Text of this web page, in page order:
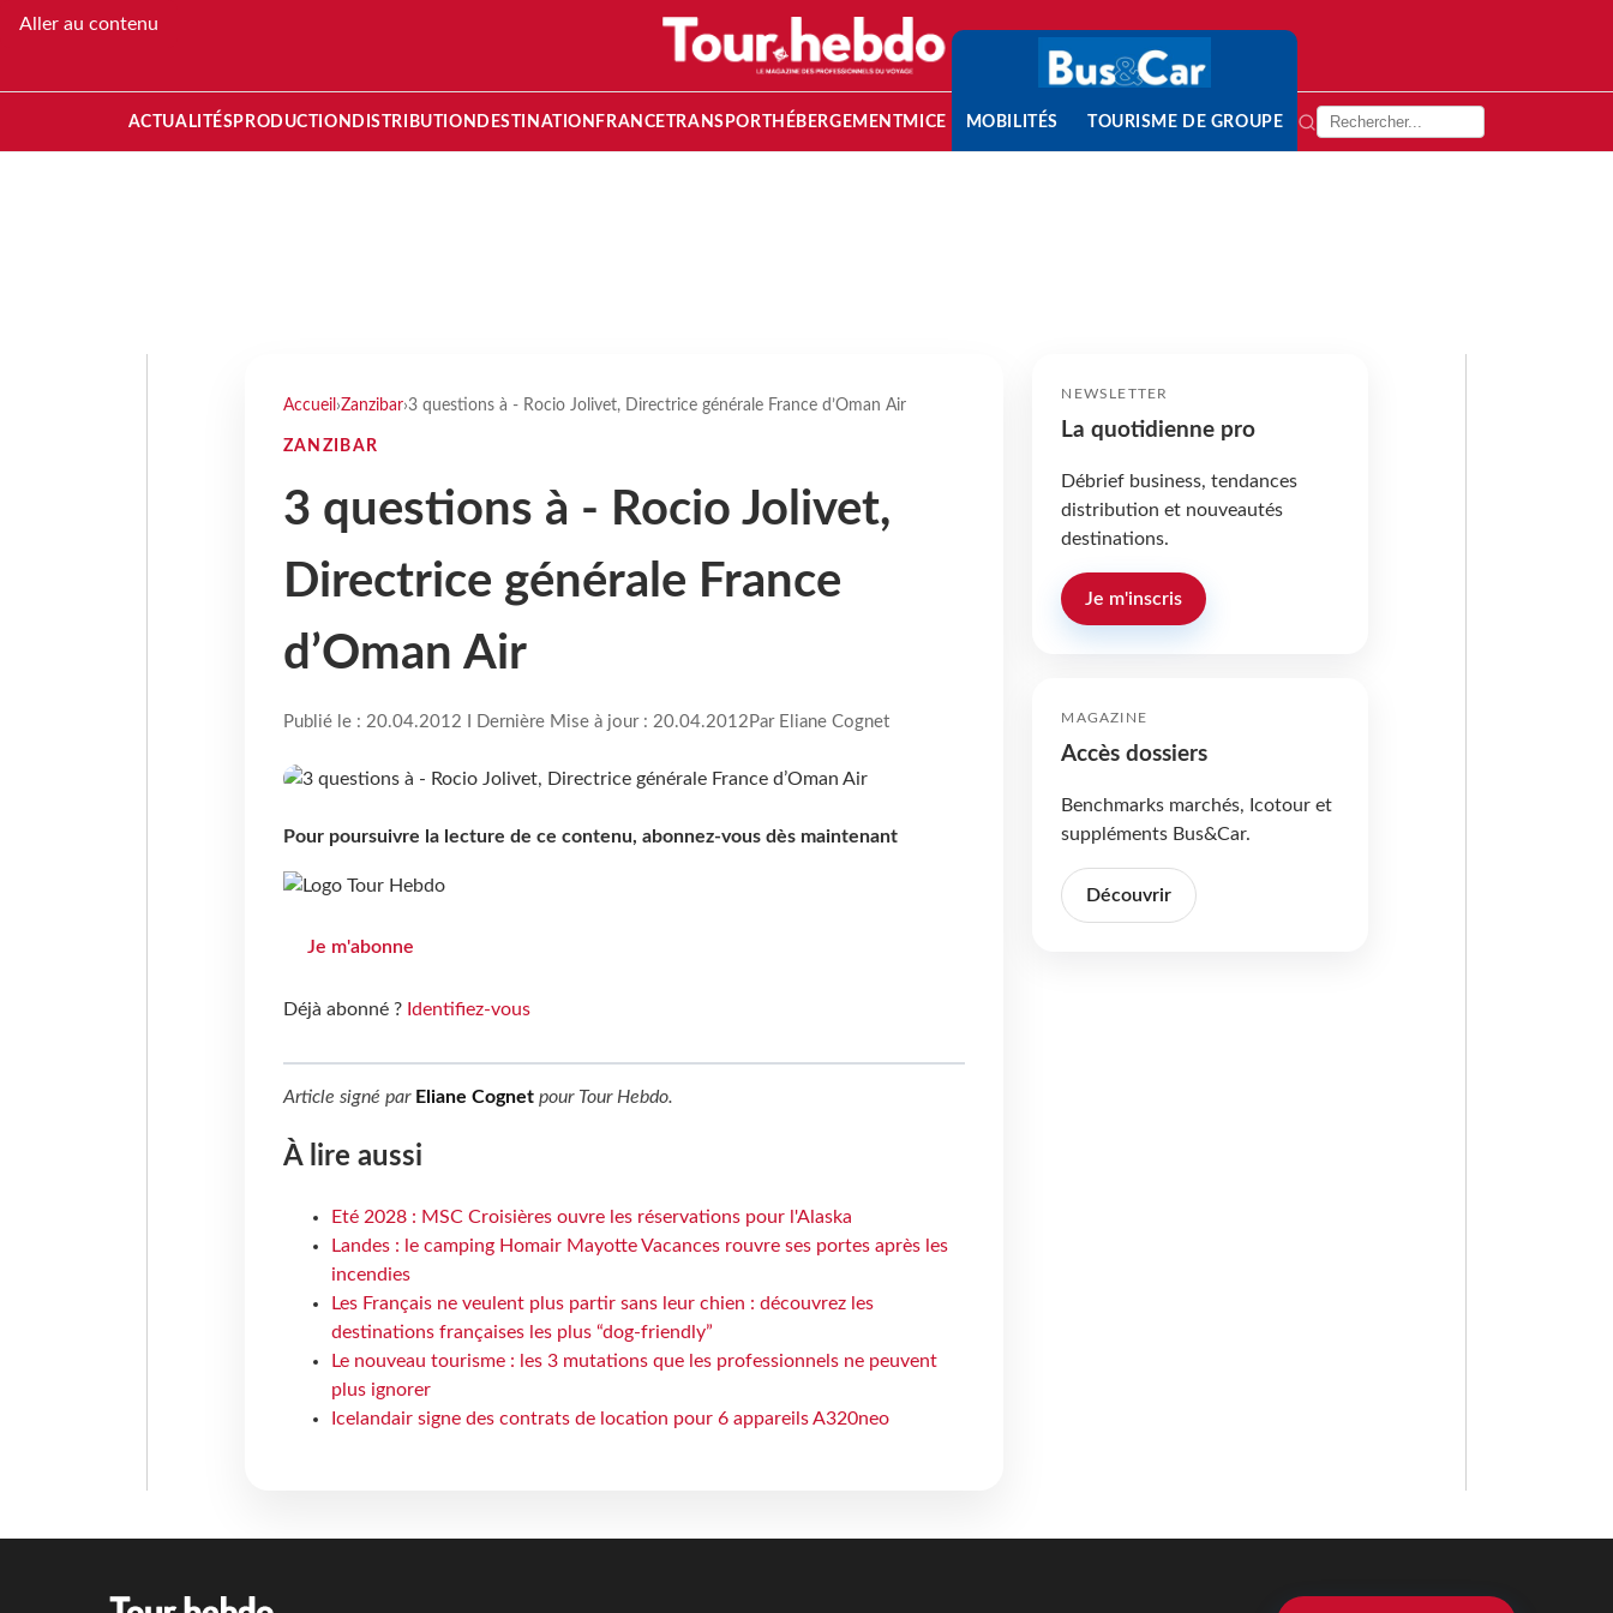
Aller au contenu
ACTUALITÉS PRODUCTION DISTRIBUTION DESTINATION FRANCETRANSPORT HÉBERGEMENTMICE MOBILITÉS TOURISME DE GROUPE
Accueil ›Zanzibar›3 questions à - Rocio Jolivet, Directrice générale France d’Oman Air
ZANZIBAR
3 questions à - Rocio Jolivet,
Directrice générale France
d’Oman Air
Publié le : 20.04.2012 I Dernière Mise à jour : 20.04.2012 Par Eliane Cognet
Pour poursuivre la lecture de ce contenu, abonnez-vous dès maintenant
Je m'abonne
Déjà abonné ? Identifiez-vous
Article signé par Eliane Cognetpour Tour Hebdo.
À lire aussi
Eté 2028 : MSC Croisières ouvre les réservations pour l'Alaska
Landes : le camping Homair Mayotte Vacances rouvre ses portes après les
incendies
Les Français ne veulent plus partir sans leur chien : découvrez les
destinations françaises les plus “dog-friendly”
Le nouveau tourisme : les 3 mutations que les professionnels ne peuvent
plus ignorer
Icelandair signe des contrats de location pour 6 appareils A320neo
NEWSLETTER
La quotidienne pro
Débrief business, tendances
distribution et nouveautés
destinations.
Je m'inscris
MAGAZINE
Accès dossiers
Benchmarks marchés, Icotour et
suppléments Bus&Car.
Découvrir